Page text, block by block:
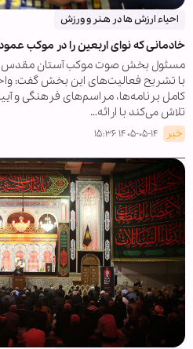
احیاء ارزش ها در هـنر و ورزش
خادمانی که نوای اربعین را در موکب عمود ۱۰۸۰ طنین انداز
مسئول بخش صوت موکب آستان
با تشریح فعالیت‌های این بخش گفت:
کامل برنامه‌ها، مراسم‌های فرهنگی و
تلاش می‌کند با ارائه…
خبر ۱۴۰۵-۰۵-۱۴ ۱۵:۳۶